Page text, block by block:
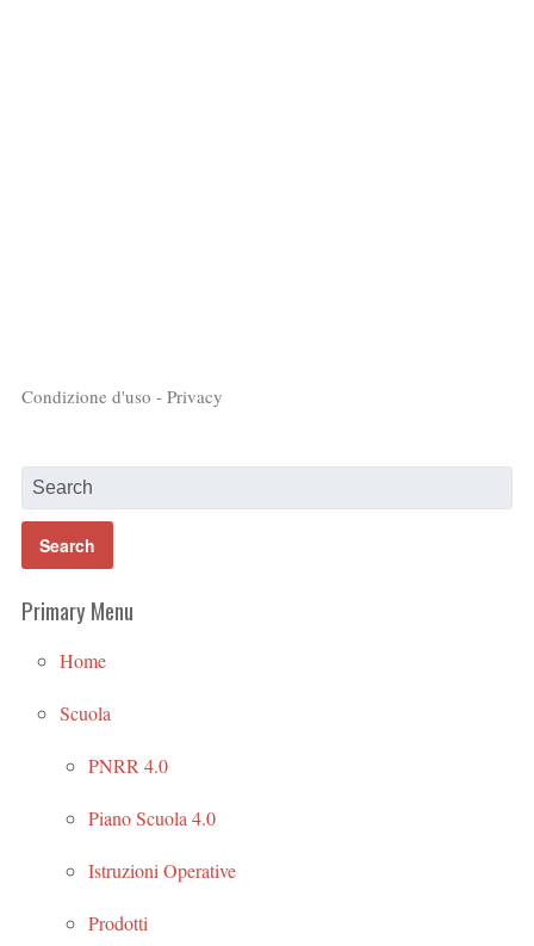
Condizione d'uso - Privacy
Primary Menu
Home
Scuola
PNRR 4.0
Piano Scuola 4.0
Istruzioni Operative
Prodotti